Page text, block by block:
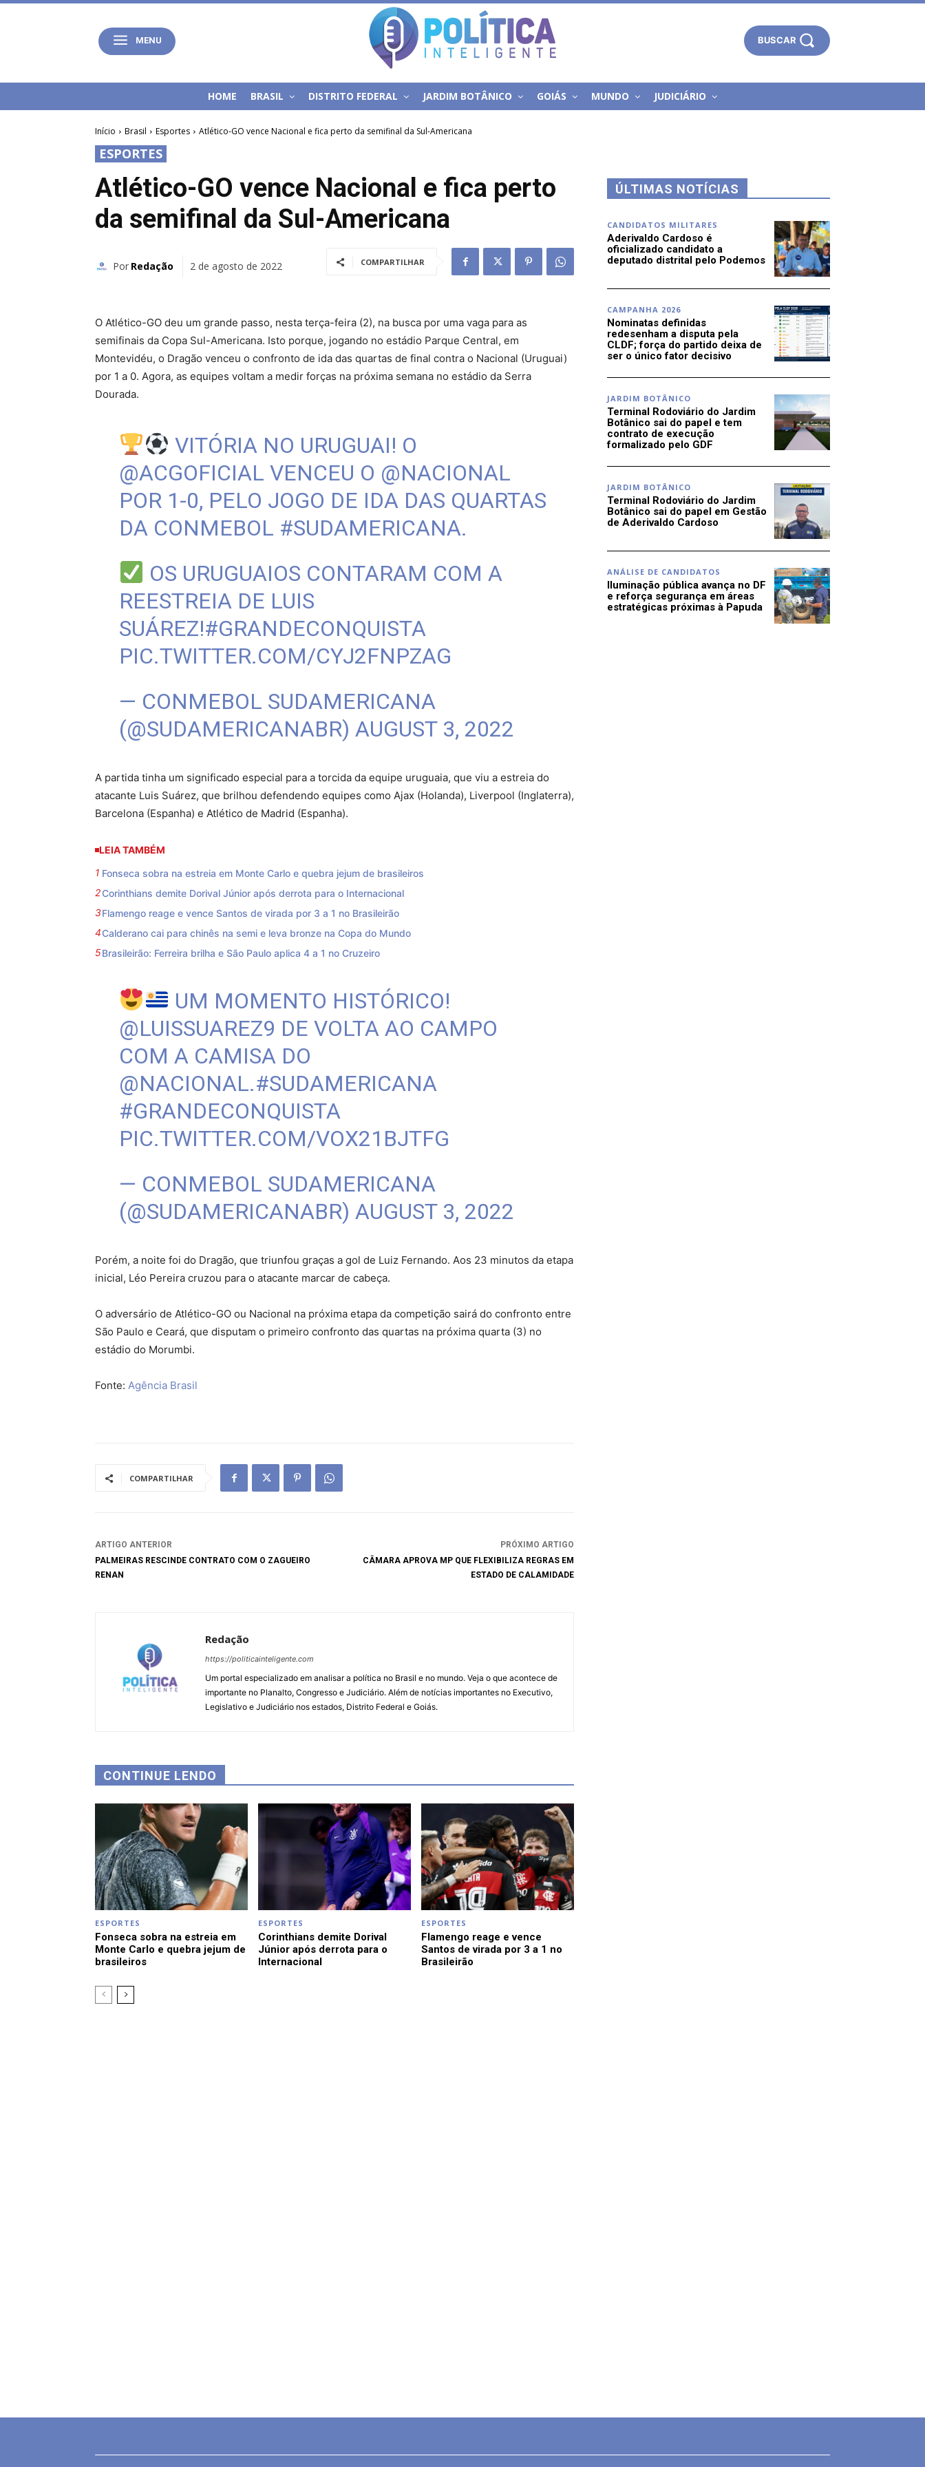
MENU BUSCAR
HOME BRASIL DISTRITO FEDERAL JARDIM BOTÂNICO GOIÁS MUNDO JUDICIÁRIO
Início Brasil Esportes Atlético-GO vence Nacional e fica perto da semifinal da Sul-Americana
ESPORTES
Atlético-GO vence Nacional e fica perto
da semifinal da Sul-Americana
Por Redação 2 de agosto de 2022 COMPARTILHAR
O Atlético-GO deu um grande passo, nesta terça-feira (2), na busca por uma vaga para as
semifinais da Copa Sul-Americana. Isto porque, jogando no estádio Parque Central, em
Montevidéu, o Dragão venceu o confronto de ida das quartas de final contra o Nacional (Uruguai)
por 1 a 0. Agora, as equipes voltam a medir forças na próxima semana no estádio da Serra
Dourada.
VITÓRIA NO URUGUAI! O
@ACGOFICIAL VENCEU O @NACIONAL
POR 1-0, PELO JOGO DE IDA DAS QUARTAS
DA CONMEBOL #SUDAMERICANA.
OS URUGUAIOS CONTARAM COM A
REESTREIA DE LUIS
SUÁREZ!#GRANDECONQUISTA
PIC.TWITTER.COM/CYJ2FNPZAG
— CONMEBOL SUDAMERICANA
(@SUDAMERICANABR) AUGUST 3, 2022
A partida tinha um significado especial para a torcida da equipe uruguaia, que viu a estreia do
atacante Luis Suárez, que brilhou defendendo equipes como Ajax (Holanda), Liverpool (Inglaterra),
Barcelona (Espanha) e Atlético de Madrid (Espanha).
LEIA TAMBÉM
Fonseca sobra na estreia em Monte Carlo e quebra jejum de brasileiros
Corinthians demite Dorival Júnior após derrota para o Internacional
Flamengo reage e vence Santos de virada por 3 a 1 no Brasileirão
Calderano cai para chinês na semi e leva bronze na Copa do Mundo
Brasileirão: Ferreira brilha e São Paulo aplica 4 a 1 no Cruzeiro
UM MOMENTO HISTÓRICO!
@LUISSUAREZ9 DE VOLTA AO CAMPO
COM A CAMISA DO
@NACIONAL.#SUDAMERICANA
#GRANDECONQUISTA
PIC.TWITTER.COM/VOX21BJTFG
— CONMEBOL SUDAMERICANA
(@SUDAMERICANABR) AUGUST 3, 2022
Porém, a noite foi do Dragão, que triunfou graças a gol de Luiz Fernando. Aos 23 minutos da etapa
inicial, Léo Pereira cruzou para o atacante marcar de cabeça.
O adversário de Atlético-GO ou Nacional na próxima etapa da competição sairá do confronto entre
São Paulo e Ceará, que disputam o primeiro confronto das quartas na próxima quarta (3) no
estádio do Morumbi.
Fonte: Agência Brasil
COMPARTILHAR
ARTIGO ANTERIOR
PALMEIRAS RESCINDE CONTRATO COM O ZAGUEIRO
RENAN
PRÓXIMO ARTIGO
CÂMARA APROVA MP QUE FLEXIBILIZA REGRAS EM
ESTADO DE CALAMIDADE
Redação
https://politicainteligente.com
Um portal especializado em analisar a política no Brasil e no mundo. Veja o que acontece de
importante no Planalto, Congresso e Judiciário. Além de notícias importantes no Executivo,
Legislativo e Judiciário nos estados, Distrito Federal e Goiás.
CONTINUE LENDO
ESPORTES
Fonseca sobra na estreia em
Monte Carlo e quebra jejum de
brasileiros
ESPORTES
Corinthians demite Dorival
Júnior após derrota para o
Internacional
ESPORTES
Flamengo reage e vence
Santos de virada por 3 a 1 no
Brasileirão
ÚLTIMAS NOTÍCIAS
CANDIDATOS MILITARES
Aderivaldo Cardoso é
oficializado candidato a
deputado distrital pelo Podemos
CAMPANHA 2026
Nominatas definidas
redesenham a disputa pela
CLDF; força do partido deixa de
ser o único fator decisivo
JARDIM BOTÂNICO
Terminal Rodoviário do Jardim
Botânico sai do papel e tem
contrato de execução
formalizado pelo GDF
JARDIM BOTÂNICO
Terminal Rodoviário do Jardim
Botânico sai do papel em Gestão
de Aderivaldo Cardoso
ANÁLISE DE CANDIDATOS
Iluminação pública avança no DF
e reforça segurança em áreas
estratégicas próximas à Papuda